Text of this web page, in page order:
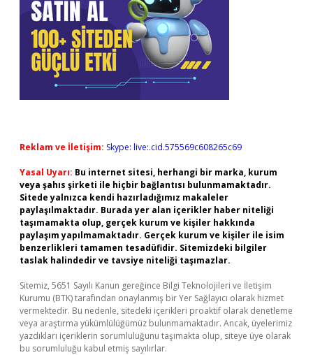
Reklam ve İletişim: Skype: live:.cid.575569c608265c69
Yasal Uyarı: Bu internet sitesi, herhangi bir marka, kurum
veya şahıs şirketi ile hiçbir bağlantısı bulunmamaktadır.
Sitede yalnızca kendi hazırladığımız makaleler
paylaşılmaktadır. Burada yer alan içerikler haber niteliği
taşımamakta olup, gerçek kurum ve kişiler hakkında
paylaşım yapılmamaktadır. Gerçek kurum ve kişiler ile isim
benzerlikleri tamamen tesadüfidir. Sitemizdeki bilgiler
taslak halindedir ve tavsiye niteliği taşımazlar.
Sitemiz, 5651 Sayılı Kanun gereğince Bilgi Teknolojileri ve İletişim
Kurumu (BTK) tarafından onaylanmış bir Yer Sağlayıcı olarak hizmet
vermektedir. Bu nedenle, sitedeki içerikleri proaktif olarak denetleme
veya araştırma yükümlülüğümüz bulunmamaktadır. Ancak, üyelerimiz
yazdıkları içeriklerin sorumluluğunu taşımakta olup, siteye üye olarak
bu sorumluluğu kabul etmiş sayılırlar.